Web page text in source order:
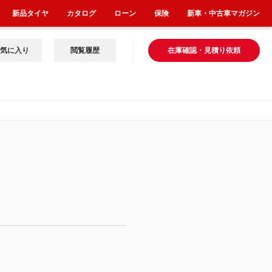
在庫確認・見積り依頼
に入り 閲覧履歴
新品タイヤ カタログ ローン 保険 新車・中古車マガジン